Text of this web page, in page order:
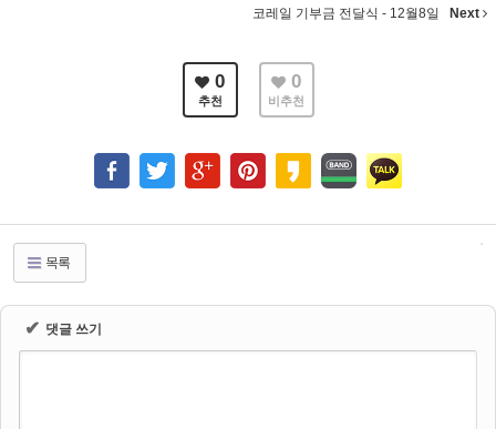
코레일 기부금 전달식 - 12월8일 Next
0
추천
0
비추천
목록
✔ 댓글 쓰기